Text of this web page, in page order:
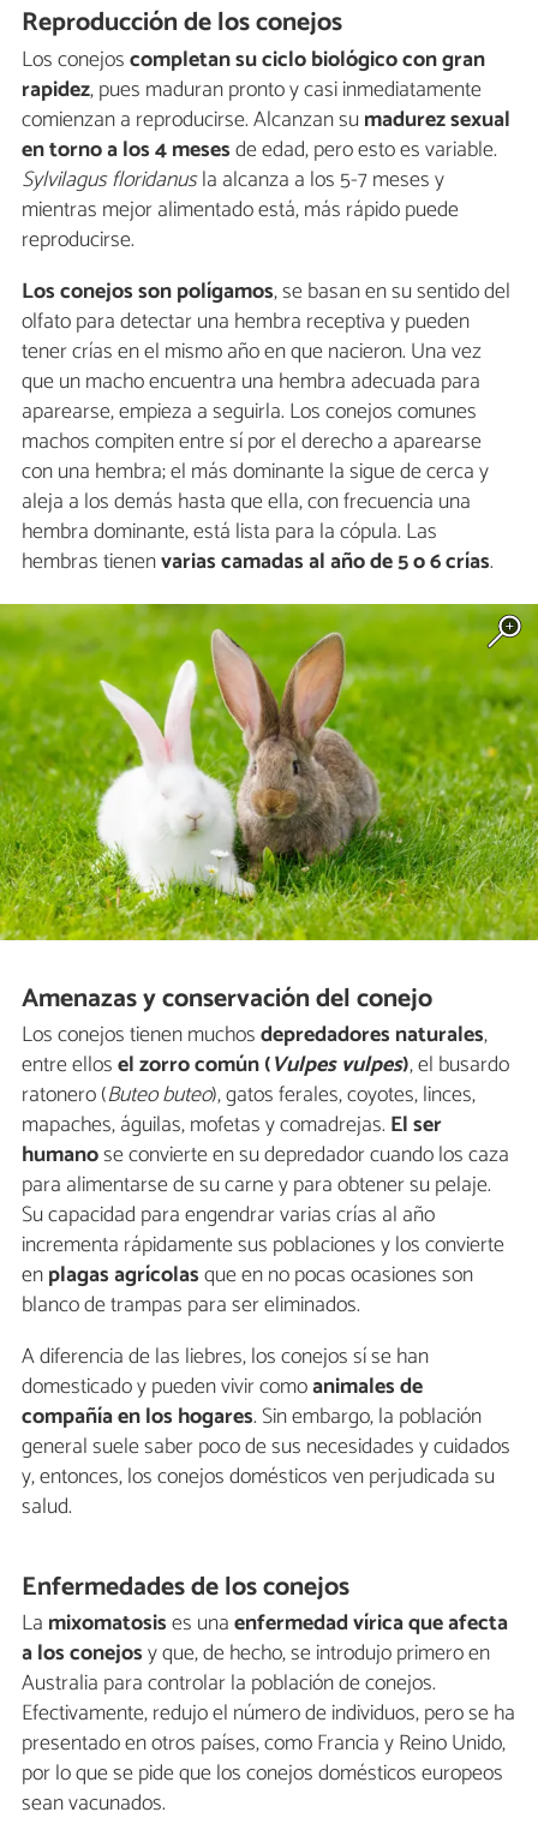
Reproducción de los conejos
Los conejoscompletan su ciclo biológico con gran
rapidez, pues maduran pronto y casi inmediatamente
comienzan a reproducirse. Alcanzan sumadurez sexual
en torno a los 4 mesesde edad, pero esto es variable.
Sylvilagus floridanusla alcanza a los 5-7 meses y
mientras mejor alimentado está, más rápido puede
reproducirse.
Los conejos son polígamos, se basan en su sentido del
olfato para detectar una hembra receptiva y pueden
tener crías en el mismo año en que nacieron. Una vez
que un macho encuentra una hembra adecuada para
aparearse, empieza a seguirla. Los conejos comunes
machos compiten entre sí por el derecho a aparearse
con una hembra; el más dominante la sigue de cerca y
aleja a los demás hasta que ella, con frecuencia una
hembra dominante, está lista para la cópula. Las
hembras tienenvarias camadas al año de 5 o 6 crías.
Amenazas y conservación del conejo
Los conejos tienen muchosdepredadores naturales,
entre ellosel zorro común (Vulpes vulpes), el busardo
ratonero (Buteo buteo), gatos ferales, coyotes, linces,
mapaches, águilas, mofetas y comadrejas. El ser
humanose convierte en su depredador cuando los caza
para alimentarse de su carne y para obtener su pelaje.
Su capacidad para engendrar varias crías al año
incrementa rápidamente sus poblaciones y los convierte
enplagas agrícolasque en no pocas ocasiones son
blanco de trampas para ser eliminados.
A diferencia de las liebres, los conejos sí se han
domesticado y pueden vivir comoanimales de
compañía en los hogares. Sin embargo, la población
general suele saber poco de sus necesidades y cuidados
y, entonces, los conejos domésticos ven perjudicada su
salud.
Enfermedades de los conejos
La mixomatosises unaenfermedad vírica que afecta
a los conejosy que, de hecho, se introdujo primero en
Australia para controlar la población de conejos.
Efectivamente, redujo el número de individuos, pero se ha
presentado en otros países, como Francia y Reino Unido,
por lo que se pide que los conejos domésticos europeos
sean vacunados.